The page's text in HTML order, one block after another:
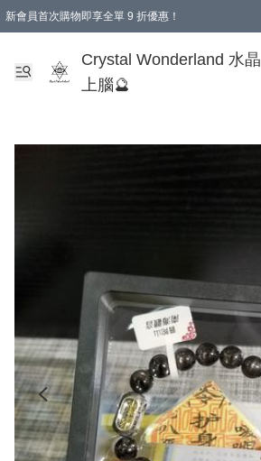
新會員首次購物即享全單 9 折優惠！
Crystal Wonderland 水晶
上腦🔮